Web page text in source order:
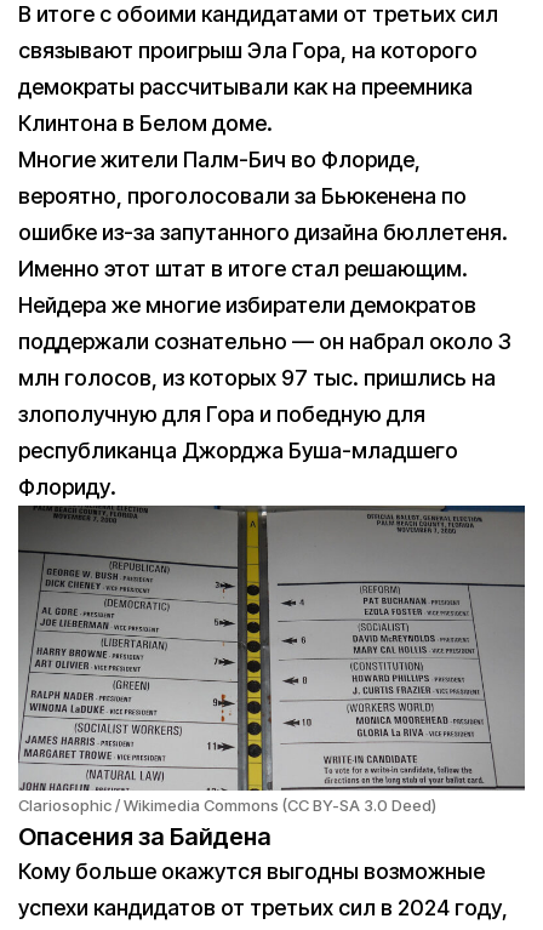
В итоге с обоими кандидатами от третьих сил
связывают проигрыш Эла Гора, на которого
демократы рассчитывали как на преемника
Клинтона в Белом доме.
Многие жители Палм-Бич во Флориде,
вероятно, проголосовали за Бьюкенена по
ошибке из-за запутанного дизайна бюллетеня.
Именно этот штат в итоге стал решающим.
Нейдера же многие избиратели демократов
поддержали сознательно — он набрал около 3
млн голосов, из которых 97 тыс. пришлись на
злополучную для Гора и победную для
республиканца Джорджа Буша-младшего
Флориду.
Clariosophic / Wikimedia Commons (CC BY-SA 3.0 Deed)
Опасения за Байдена
Кому больше окажутся выгодны возможные
успехи кандидатов от третьих сил в 2024 году,